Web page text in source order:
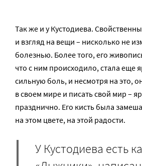
Так же и у Кустодиева.
и взгляд на вещи – нисколько не
болезнью. Более того, его
что с ним происходило, стала еще
сильную боль, и несмотря на это,
в своем мире и писать свой мир –
празднично. Его кисть была
на этом цвете, на этой радости.
У Кустодиева есть